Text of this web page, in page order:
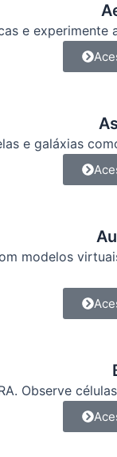
e
e galáxias
modelos
Observe